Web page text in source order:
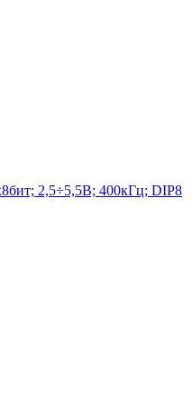
2,5÷5,5В; 400кГц; DIP8